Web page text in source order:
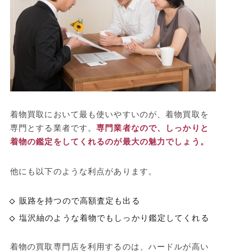
着物買取において最も使いやすいのが、着物買取を
専門とする業者です。専門業者なので、しっかりと
着物の鑑定をしてくれるのが最大の魅力でしょう。
他にも以下のような利点があります。
販路を持つので高額査定も出る
塩沢紬のような着物でもしっかり鑑定してくれる
着物の買取専門店を利用するのは、ハードルが高い